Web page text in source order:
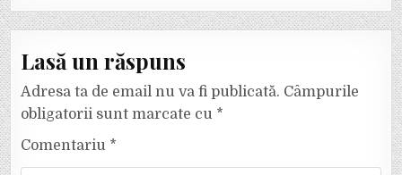
Lasă un răspuns
Adresa ta de email nu va fi publicată. Câmpurile
obligatorii sunt marcate cu *
Comentariu *